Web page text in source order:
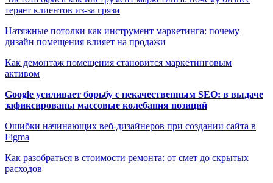
теряет клиентов из-за грязи
Натяжные потолки как инструмент маркетинга: почему
дизайн помещения влияет на продажи
Как демонтаж помещения становится маркетинговым
активом
Google усиливает борьбу с некачественным SEO: в выдаче
зафиксированы массовые колебания позиций
Ошибки начинающих веб-дизайнеров при создании сайта в
Figma
Как разобраться в стоимости ремонта: от смет до скрытых
расходов